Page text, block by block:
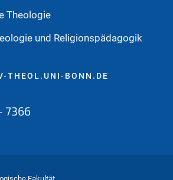
Theologie
und Religionspädagogik
THEOL.UNI-BONN.DE
7366